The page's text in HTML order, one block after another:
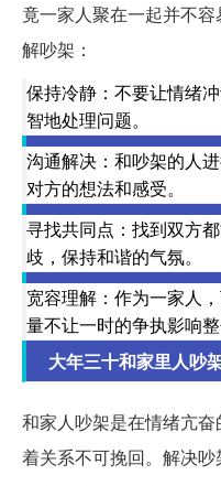
竟一家人聚在一起并不
解吵架：
保持冷静：不要让情绪
智地处理问题。
沟通解决：和吵架的人
对方的想法和感受。
寻找共同点：找到双方
歧，保持和谐的气氛。
宽容理解：作为一家人
量不让一时的争执影响整
大年三十和家里人吵
和家人吵架是在情绪亢
着关系不可挽回。解决吵